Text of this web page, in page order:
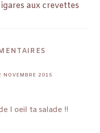
aux crevettes
NOVEMBRE 2015
l oeil ta salade !!